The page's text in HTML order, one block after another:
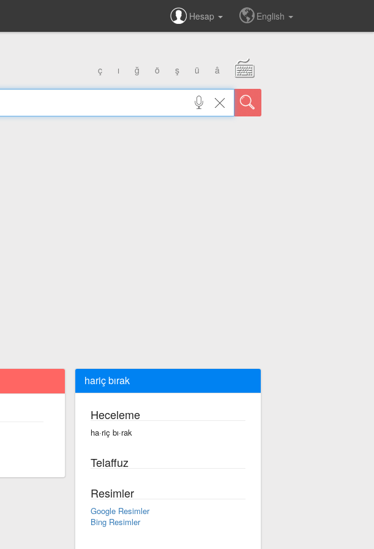
Hesap English
ç ı ğ ö ş ü â
hariç bırak
Heceleme
ha·riç bı·rak
Telaffuz
Resimler
Google Resimler
Bing Resimler